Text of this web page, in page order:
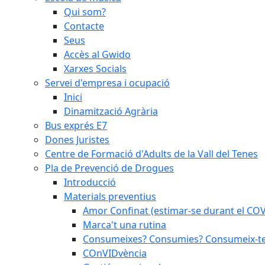
Qui som?
Contacte
Seus
Accès al Gwido
Xarxes Socials
Servei d'empresa i ocupació
Inici
Dinamització Agrària
Bus exprés E7
Dones Juristes
Centre de Formació d'Adults de la Vall del Tenes
Pla de Prevenció de Drogues
Introducció
Materials preventius
Amor Confinat (estimar-se durant el
Marca't una rutina
Consumeixes? Consumies? Consumeix-
COnVIDvència